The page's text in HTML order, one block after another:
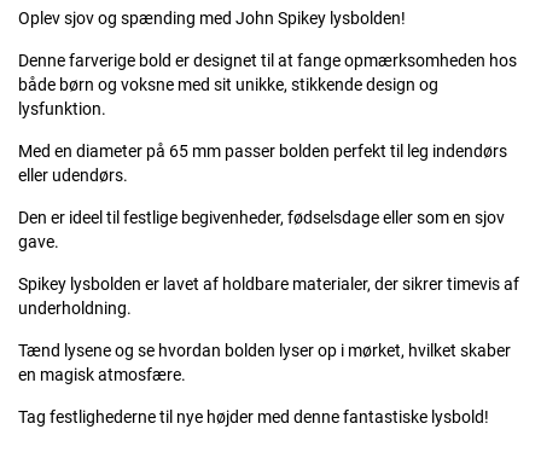
Oplev sjov og spænding med John Spikey lysbolden!
Denne farverige bold er designet til at fange opmærksomheden hos
både børn og voksne med sit unikke, stikkende design og
lysfunktion.
Med en diameter på 65 mm passer bolden perfekt til leg indendørs
eller udendørs.
Den er ideel til festlige begivenheder, fødselsdage eller som en sjov
gave.
Spikey lysbolden er lavet af holdbare materialer, der sikrer timevis af
underholdning.
Tænd lysene og se hvordan bolden lyser op i mørket, hvilket skaber
en magisk atmosfære.
Tag festlighederne til nye højder med denne fantastiske lysbold!